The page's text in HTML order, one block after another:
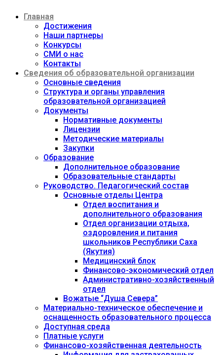
содержимому
Главная
Достижения
Наши партнеры
Конкурсы
СМИ о нас
Контакты
Сведения об образовательной организации
Основные сведения
Структура и органы управления
образовательной организацией
Документы
Нормативные документы
Лицензии
Методические материалы
Закупки
Образование
Дополнительное образование
Образовательные стандарты
Руководство. Педагогический состав
Основные отделы Центра
Отдел воспитания и
дополнительного образования
Отдел организации отдыха,
оздоровления и питания
школьников Республики Саха
(Якутия)
Медицинский блок
Финансово-экономический отдел
Административно-хозяйственный
отдел
Вожатые “Душа Севера”
Материально-техническое обеспечение и
оснащенность образовательного процесса
Доступная среда
Платные услуги
Финансово-хозяйственная деятельность